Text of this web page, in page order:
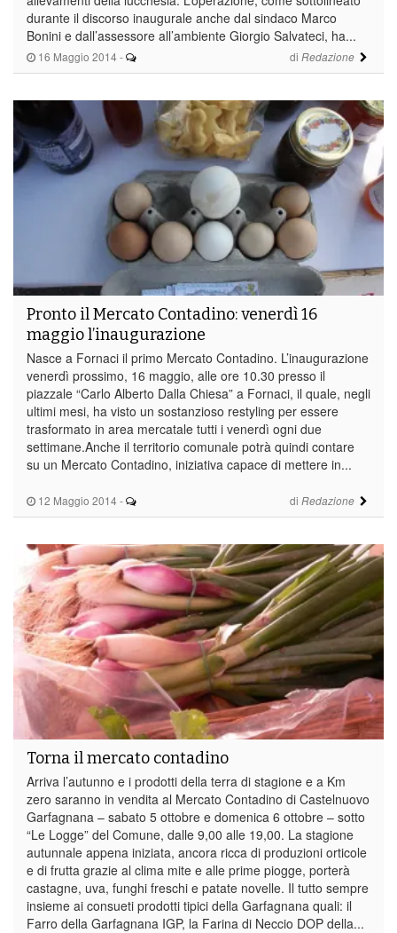
16 Maggio 2014 - di Redazione
durante il discorso inaugurale anche dal sindaco Marco
Bonini e dall’assessore all’ambiente Giorgio Salvateci, ha...
12 Maggio 2014 - di Redazione
Pronto il Mercato Contadino: venerdì 16
maggio l’inaugurazione
Nasce a Fornaci il primo Mercato Contadino. L’inaugurazione
venerdì prossimo, 16 maggio, alle ore 10.30 presso il
piazzale “Carlo Alberto Dalla Chiesa” a Fornaci, il quale, negli
ultimi mesi, ha visto un sostanzioso restyling per essere
trasformato in area mercatale tutti i venerdì ogni due
settimane.Anche il territorio comunale potrà quindi contare
su un Mercato Contadino, iniziativa capace di mettere in...
Torna il mercato contadino
Arriva l’autunno e i prodotti della terra di stagione e a Km
zero saranno in vendita al Mercato Contadino di Castelnuovo
Garfagnana – sabato 5 ottobre e domenica 6 ottobre – sotto
“Le Logge” del Comune, dalle 9,00 alle 19,00. La stagione
autunnale appena iniziata, ancora ricca di produzioni orticole
e di frutta grazie al clima mite e alle prime piogge, porterà
castagne, uva, funghi freschi e patate novelle. Il tutto sempre
insieme ai consueti prodotti tipici della Garfagnana quali: il
Farro della Garfagnana IGP, la Farina di Neccio DOP della...